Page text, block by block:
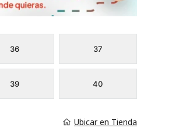
36 37
39 40
Ubicar en Tienda